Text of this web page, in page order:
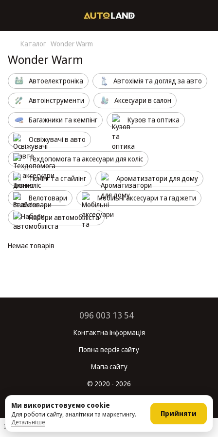
Каталог Wonder Warm
Wonder Warm
Автоелектроніка Автохімія та догляд за авто
Автоінструменти Аксесуари в салон
Багажники та кемпінг Кузов та оптика
Освіжувачі в авто
Техдопомога та аксесуари для коліс
Тюнінг та стайлінг Ароматизатори для дому
Велотовари Мобільні аксесуари та гаджети
Набори автомобіліста
Немає товарів
096 003 13 54
Контактна інформація
Повна версія сайту
Мапа сайту
© 2020 - 2026
Інтернет-магазин створений з Хорошоп
Ми використовуємо cookie
Для роботи сайту, аналітики та маркетингу.
Детальніше
Прийняти